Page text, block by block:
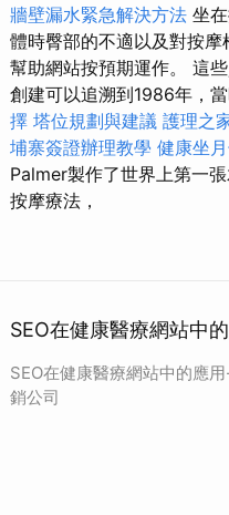
牆壁漏水緊急解決方法 坐
體時臀部的不適以及對按
幫助網站按預期運作。 這
創建可以追溯到1986年，
擇 塔位規劃與建議 護理之
埔寨簽證辦理教學 健康坐
Palmer製作了世界上第一
按摩療法，
SEO在健康醫療網站中
SEO在健康醫療網站中的應
銷公司